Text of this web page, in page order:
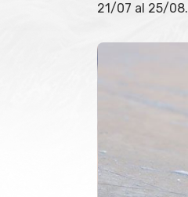
21/07 al 25/08.